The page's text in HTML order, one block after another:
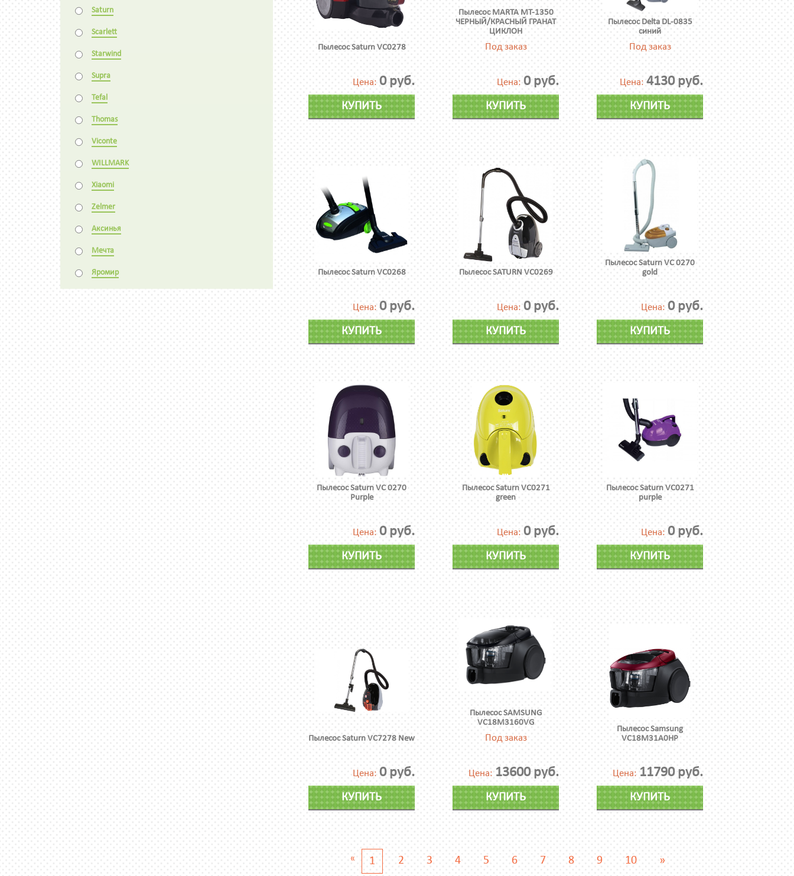
Saturn
Scarlett
Starwind
Supra
Tefal
Thomas
Viconte
WILLMARK
Xiaomi
Zelmer
Аксинья
Мечта
Яромир
Пылесос Saturn VC0278
Цена: 0 руб.
КУПИТЬ
Пылесос MARTA MT-1350
ЧЕРНЫЙ/КРАСНЫЙ ГРАНАТ
ЦИКЛОН
Под заказ
Цена: 0 руб.
КУПИТЬ
Пылесос Delta DL-0835
синий
Под заказ
Цена: 4130 руб.
КУПИТЬ
Пылесос Saturn VC0268
Цена: 0 руб.
КУПИТЬ
Пылесос SATURN VC0269
Цена: 0 руб.
КУПИТЬ
Пылесос Saturn VC 0270
gold
Цена: 0 руб.
КУПИТЬ
Пылесос Saturn VC 0270
Purple
Цена: 0 руб.
КУПИТЬ
Пылесос Saturn VC0271
green
Цена: 0 руб.
КУПИТЬ
Пылесос Saturn VC0271
purple
Цена: 0 руб.
КУПИТЬ
Пылесос Saturn VC7278 New
Цена: 0 руб.
КУПИТЬ
Пылесос SAMSUNG
VC18M3160VG
Под заказ
Цена: 13600 руб.
КУПИТЬ
Пылесос Samsung
VC18M31A0HP
Цена: 11790 руб.
КУПИТЬ
« 1 2 3 4 5 6 7 8 9 10 »